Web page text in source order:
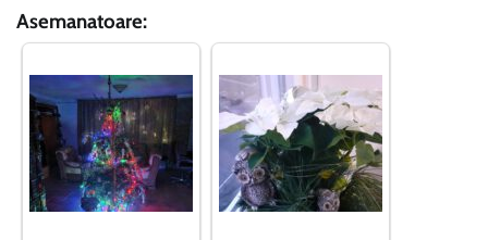
Asemanatoare: